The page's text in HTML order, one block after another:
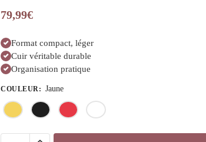
79,99€
Format compact, léger
Cuir véritable durable
Organisation pratique
COULEUR: Jaune